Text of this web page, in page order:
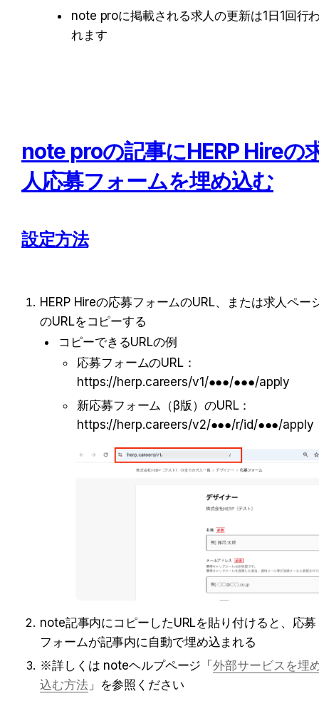
note proに掲載される求人の更新は1日1回行
れます
note proの記事にHERP Hireの
人応募フォームを埋め込む
設定方法
HERP Hireの応募フォームのURL、または求人ペー
のURLをコピーする
コピーできるURLの例
応募フォームのURL：
https://herp.careers/v1/●●●/●●●/apply
新応募フォーム（β版）のURL：
https://herp.careers/v2/●●●/r/id/●●●/apply
note記事内にコピーしたURLを貼り付けると、応募
フォームが記事内に自動で埋め込まれる
※詳しくは noteヘルプページ「外部サービスを埋
込む方法」を参照ください